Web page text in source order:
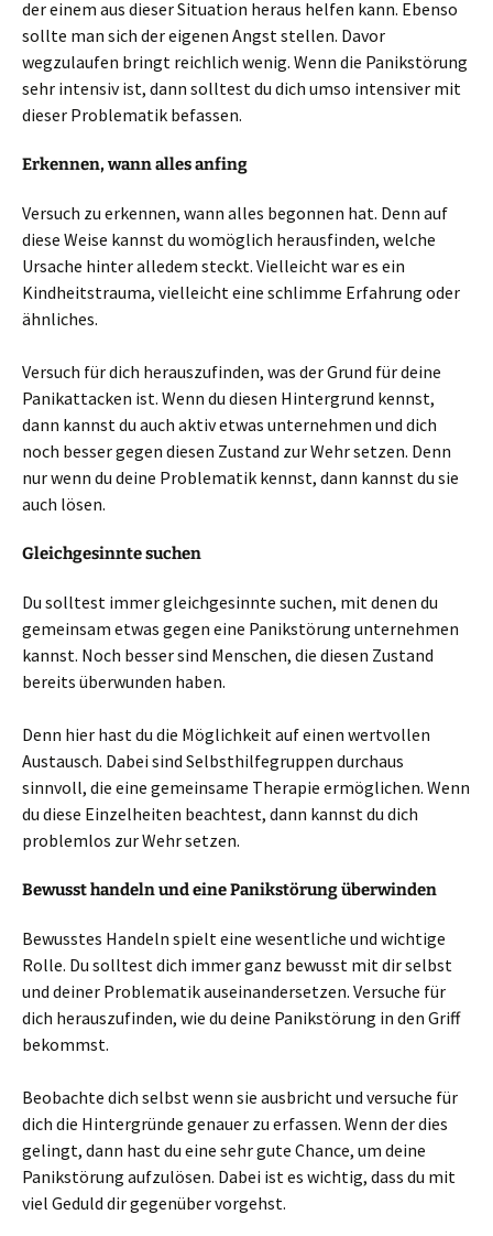
der einem aus dieser Situation heraus helfen kann. Ebenso
sollte man sich der eigenen Angst stellen. Davor
wegzulaufen bringt reichlich wenig. Wenn die Panikstörung
sehr intensiv ist, dann solltest du dich umso intensiver mit
dieser Problematik befassen.
Erkennen, wann alles anfing
Versuch zu erkennen, wann alles begonnen hat. Denn auf
diese Weise kannst du womöglich herausfinden, welche
Ursache hinter alledem steckt. Vielleicht war es ein
Kindheitstrauma, vielleicht eine schlimme Erfahrung oder
ähnliches.
Versuch für dich herauszufinden, was der Grund für deine
Panikattacken ist. Wenn du diesen Hintergrund kennst,
dann kannst du auch aktiv etwas unternehmen und dich
noch besser gegen diesen Zustand zur Wehr setzen. Denn
nur wenn du deine Problematik kennst, dann kannst du sie
auch lösen.
Gleichgesinnte suchen
Du solltest immer gleichgesinnte suchen, mit denen du
gemeinsam etwas gegen eine Panikstörung unternehmen
kannst. Noch besser sind Menschen, die diesen Zustand
bereits überwunden haben.
Denn hier hast du die Möglichkeit auf einen wertvollen
Austausch. Dabei sind Selbsthilfegruppen durchaus
sinnvoll, die eine gemeinsame Therapie ermöglichen. Wenn
du diese Einzelheiten beachtest, dann kannst du dich
problemlos zur Wehr setzen.
Bewusst handeln und eine Panikstörung überwinden
Bewusstes Handeln spielt eine wesentliche und wichtige
Rolle. Du solltest dich immer ganz bewusst mit dir selbst
und deiner Problematik auseinandersetzen. Versuche für
dich herauszufinden, wie du deine Panikstörung in den Griff
bekommst.
Beobachte dich selbst wenn sie ausbricht und versuche für
dich die Hintergründe genauer zu erfassen. Wenn der dies
gelingt, dann hast du eine sehr gute Chance, um deine
Panikstörung aufzulösen. Dabei ist es wichtig, dass du mit
viel Geduld dir gegenüber vorgehst.